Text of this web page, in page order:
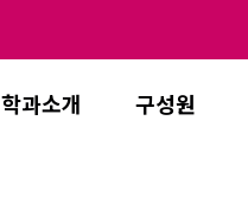
학과소개 구성원